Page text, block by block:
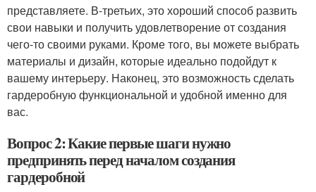
представляете. В-третьих, это хороший способ развить
свои навыки и получить удовлетворение от создания
чего-то своими руками. Кроме того, вы можете выбрать
материалы и дизайн, которые идеально подойдут к
вашему интерьеру. Наконец, это возможность сделать
гардеробную функциональной и удобной именно для
вас.
Вопрос 2: Какие первые шаги нужно
предпринять перед началом создания
гардеробной